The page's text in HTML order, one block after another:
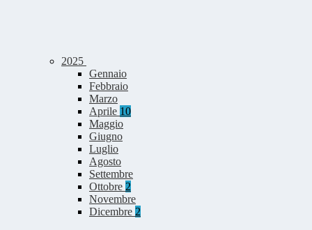
2025
Gennaio
Febbraio
Marzo
Aprile 10
Maggio
Giugno
Luglio
Agosto
Settembre
Ottobre 2
Novembre
Dicembre 2